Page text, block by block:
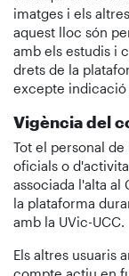
imatges i els
aquest lloc són
amb els estudis i
drets de la
excepte indicació
Vigència del
Tot el personal de
oficials o
associada l'alta al
la plataforma
amb la UVic-UCC.
Els altres usuaris